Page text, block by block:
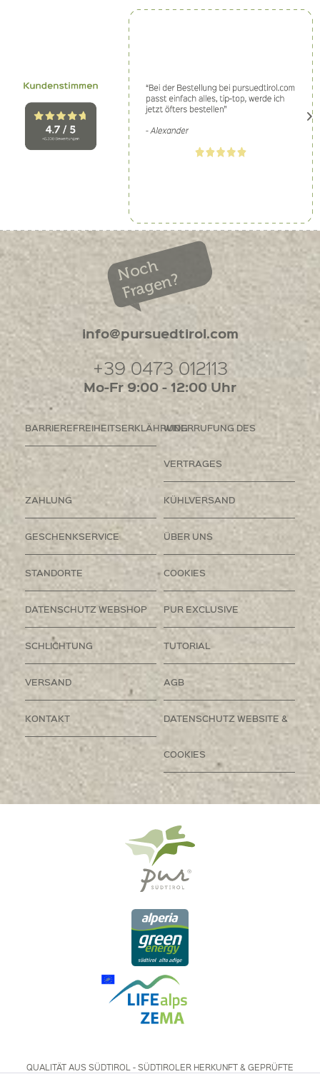
Noch
Fragen?
info@pursuedtirol.com
+39 0473 012113
Mo-Fr 9:00 - 12:00 Uhr
BARRIEREFREIHEITSERKLÄHRUNGWIDERRUFUNG DES
VERTRAGES
ZAHLUNG KÜHLVERSAND
GESCHENKSERVICE ÜBER UNS
STANDORTE COOKIES
DATENSCHUTZ WEBSHOP PUR EXCLUSIVE
SCHLICHTUNG TUTORIAL
VERSAND AGB
KONTAKT DATENSCHUTZ WEBSITE &
COOKIES
QUALITÄT AUS SÜDTIROL - SÜDTIROLER HERKUNFT & GEPRÜFTE